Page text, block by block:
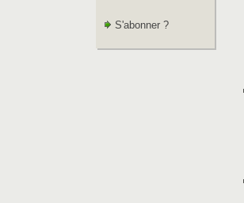
S'abonner ?